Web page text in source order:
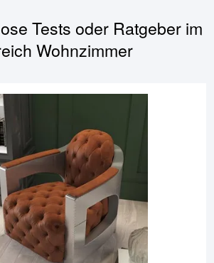
Tests oder Ratgeber im
Wohnzimmer